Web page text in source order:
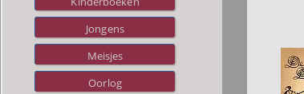
Jongens
Meisjes
Oorlog